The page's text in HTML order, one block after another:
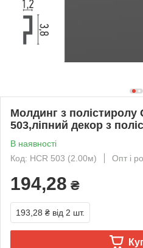
Молдинг з полістиролу
503,ліпний декор з
В наявності
Код: HCR 503 (2.00м)
Опт і
194,28 ₴
193,28 ₴ від 2 шт.